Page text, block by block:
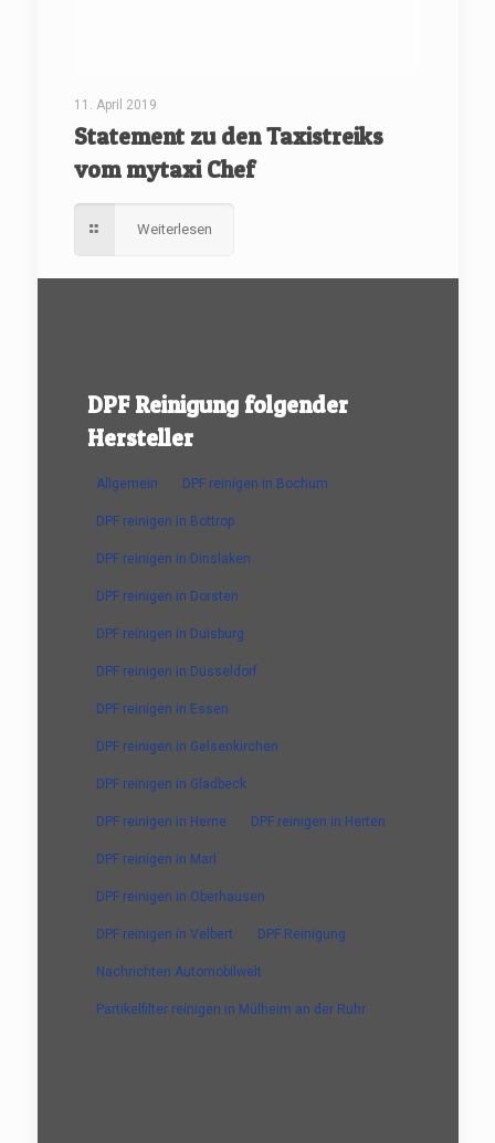
11. April 2019
Statement zu den Taxistreiks
vom mytaxi Chef
Weiterlesen
DPF Reinigung folgender
Hersteller
Allgemein DPF reinigen in Bochum
DPF reinigen in Bottrop
DPF reinigen in Dinslaken
DPF reinigen in Dorsten
DPF reinigen in Duisburg
DPF reinigen in Düsseldorf
DPF reinigen in Essen
DPF reinigen in Gelsenkirchen
DPF reinigen in Gladbeck
DPF reinigen in Herne DPF reinigen in Herten
DPF reinigen in Marl
DPF reinigen in Oberhausen
DPF reinigen in Velbert DPF Reinigung
Nachrichten Automobilwelt
Partikelfilter reinigen in Mülheim an der Ruhr